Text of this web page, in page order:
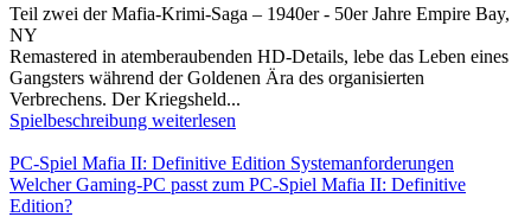
Teil zwei der Mafia-Krimi-Saga – 1940er - 50er Jahre Empire Bay,
NY
Remastered in atemberaubenden HD-Details, lebe das Leben eines
Gangsters während der Goldenen Ära des organisierten
Verbrechens. Der Kriegsheld...
Spielbeschreibung weiterlesen
PC-Spiel Mafia II: Definitive Edition Systemanforderungen
Welcher Gaming-PC passt zum PC-Spiel Mafia II: Definitive
Edition?